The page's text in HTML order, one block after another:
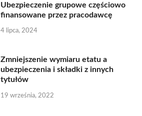
Ubezpieczenie grupowe częściowo
finansowane przez pracodawcę
4 lipca, 2024
Zmniejszenie wymiaru etatu a
ubezpieczenia i składki z innych
tytułów
19 września, 2022